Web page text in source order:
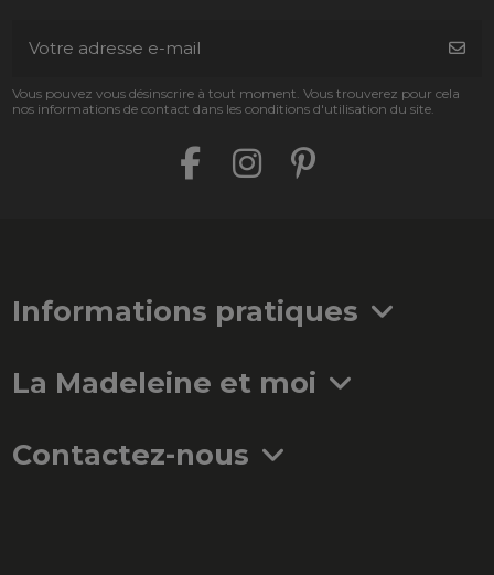
Vous pouvez vous désinscrire à tout moment. Vous trouverez pour cela
nos informations de contact dans les conditions d'utilisation du site.
Informations pratiques
La Madeleine et moi
Contactez-nous